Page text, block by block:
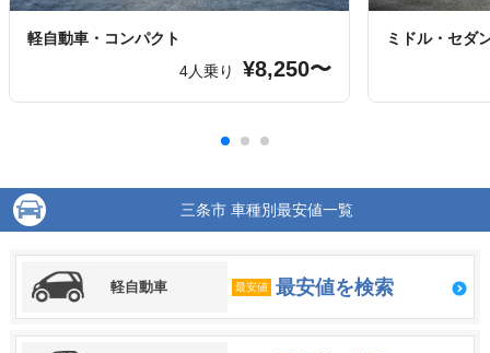
軽自動車・コンパクト
4人乗り
¥8,250〜
ミドル・セダ
三条市 車種別最安値一覧
軽自動車 最安値 最安値を検索